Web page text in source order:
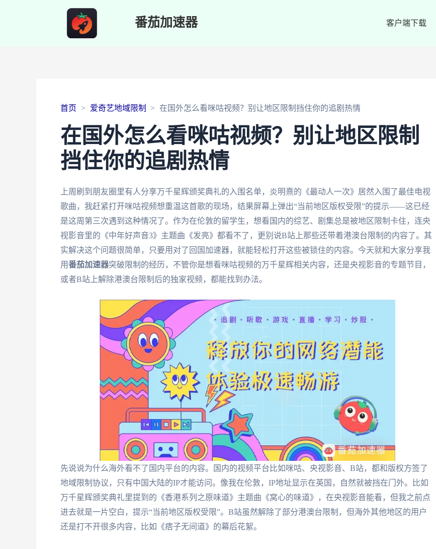
番茄加速器 客户端下载
首页 爱奇艺地域限制 在国外怎么看咪咕视频？别让地区限制挡住你的追剧热情
在国外怎么看咪咕视频？别让地区限制
挡住你的追剧热情
上周刷到朋友圈里有人分享万千星辉颁奖典礼的入围名单，炎明熹的《最动人一次》居然入围了最佳电视
歌曲，我赶紧打开咪咕视频想重温这首歌的现场，结果屏幕上弹出“当前地区版权受限”的提示——这已经
是这周第三次遇到这种情况了。作为在伦敦的留学生，想看国内的综艺、剧集总是被地区限制卡住，连央
视影音里的《中年好声音3》主题曲《发亮》都看不了，更别说B站上那些还带着港澳台限制的内容了。其
实解决这个问题很简单，只要用对了回国加速器，就能轻松打开这些被锁住的内容。今天就和大家分享我
用番茄加速器突破限制的经历，不管你是想看咪咕视频的万千星辉相关内容，还是央视影音的专题节目，
或者B站上解除港澳台限制后的独家视频，都能找到办法。
先说说为什么海外看不了国内平台的内容。国内的视频平台比如咪咕、央视影音、B站，都和版权方签了
地域限制协议，只有中国大陆的IP才能访问。像我在伦敦，IP地址显示在英国，自然就被挡在门外。比如
万千星辉颁奖典礼里提到的《香港系列之原味道》主题曲《窝心的味道》，在央视影音能看，但我之前点
进去就是一片空白，提示“当前地区版权受限”。B站虽然解除了部分港澳台限制，但海外其他地区的用户
还是打不开很多内容，比如《痞子无间道》的幕后花絮。